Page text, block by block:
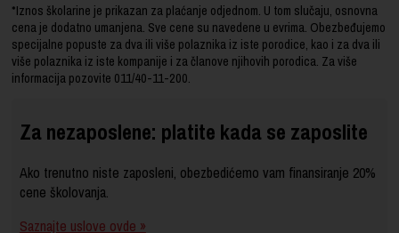
*Iznos školarine je prikazan za plaćanje odjednom. U tom slučaju, osnovna
cena je dodatno umanjena. Sve cene su navedene u evrima. Obezbeđujemo
specijalne popuste za dva ili više polaznika iz iste porodice, kao i za dva ili
više polaznika iz iste kompanije i za članove njihovih porodica. Za više
informacija pozovite 011/40-11-200
Za nezaposlene: platite kada se zaposlite
Ako trenutno niste zaposleni, obezbedićemo vam finansiranje 20%
cene školovanja.
Saznajte uslove ovde »